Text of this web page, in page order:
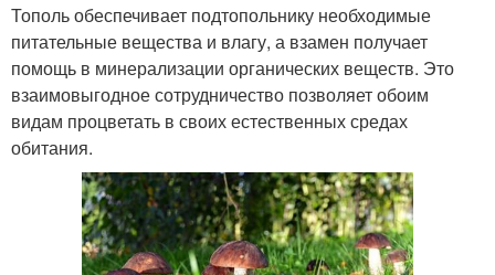
Тополь обеспечивает подтопольнику необходимые
питательные вещества и влагу, а взамен получает
помощь в минерализации органических веществ. Это
взаимовыгодное сотрудничество позволяет обоим
видам процветать в своих естественных средах
обитания.